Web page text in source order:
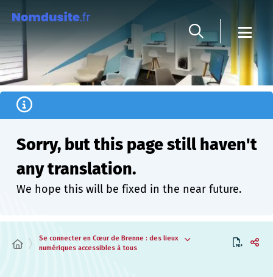
Sorry, but this page still haven't
any translation.
We hope this will be fixed in the near future.
Se connecter en Cœur de Brenne : des lieux
numériques accessibles à tous